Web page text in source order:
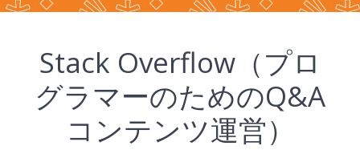
Stack Overflow（プロ
グラマーのためのQ&A
コンテンツ運営）